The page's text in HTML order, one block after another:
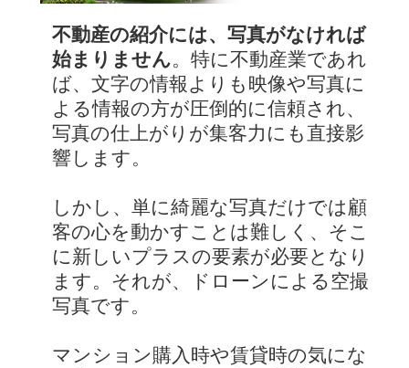
不動産の紹介には、写真がなければ
始まりません。特に不動産業であれ
ば、文字の情報よりも映像や写真に
よる情報の方が圧倒的に信頼され、
写真の仕上がりが集客力にも直接影
響します。
しかし、単に綺麗な写真だけでは顧
客の心を動かすことは難しく、そこ
に新しいプラスの要素が必要となり
ます。それが、ドローンによる空撮
写真です。
マンション購入時や賃貸時の気にな